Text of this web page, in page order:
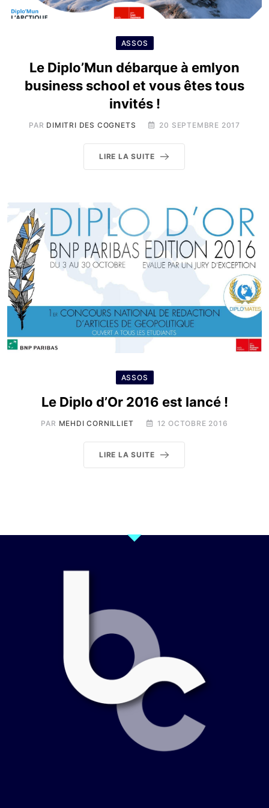
ASSOS
Le Diplo’Mun débarque à emlyon
business school et vous êtes tous
invités !
PAR DIMITRI DES COGNETS 20 SEPTEMBRE 2017
LIRE LA SUITE
ASSOS
Le Diplo d’Or 2016 est lancé !
PAR MEHDI CORNILLIET 12 OCTOBRE 2016
LIRE LA SUITE